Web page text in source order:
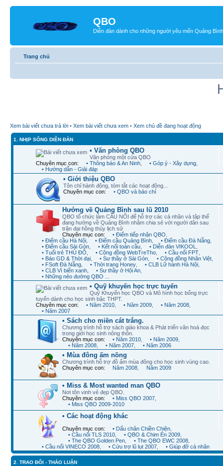
QBO
Diễn đàn dành cho những người yêu mến Quảng Bình
Trang chủ
Xem bài viết chưa trả lời • Xem bài viết chưa xem • Xem chủ đề đang hoạt động
1. NHỊP SỐNG DIỄN ĐÀN
• Văn phòng QBO
Văn phòng một cửa QBO
Chuyên mục con:
• Thông báo & An Ninh • Góp ý - Xây dựng
• Hướng dẫn - Giải đáp
• Giới thiệu QBO
Tôn chỉ hành động, tóm tắt các hoạt động...
Chuyên mục con:
• QBO và báo chí
Hướng về Quảng Bình sau lũ 2010
QBO tổ chức làm CẦU NỐI để hỗ trợ các cá nhân và tập thể
đang hướng về Quảng Bình nhằm chia sẻ với người dân sau
trận đại hồng thủy lịch sử
Chuyên mục con:
• Điểm tiếp nhận QBO
• Điểm cầu Hà Nội
• Điểm cầu Quảng Bình • Điểm cầu Đà Nẵng
• Điểm cầu Sài Gòn
• Kết nối toàn cầu • Diễn đàn VIKOOL
• Tuổi trẻ THỦ ĐÔ
• Cộng đồng WebTreTho • Cầu nối FPT
• Báo GD & Thời đại
• Sư thầy ở Sài Gòn • Cộng đồng Nhân Việt
• FSoft Đà Nẵng
• Thời trang Honey • CLB Lữ hành Hà Nội
• CLB Vì biển xanh
• Sư thầy ở Hội An
• Những nẻo đường QBO ...
• Quỹ khuyến học trực tuyến
Quỹ Khuyến học QBO và Mô hình học bổng trực
tuyến dành cho học sinh bậc THPT.
Chuyên mục con:
• Năm 2010 • Năm 2009 • Năm 2008
• Năm 2007
• Sách cho miền cát trắng.
Chương trình hỗ trợ sách giáo khoa & Phát triển văn hoá đọc
trong giới học sinh nông thôn.
Chuyên mục con:
• Năm 2010 • Năm 2009
• Năm 2008
• Năm 2007 • Năm 2006
• Mùa đông ấm nồng
Chương trình hỗ trợ đồ ấm mùa đông cho học sinh vùng cao.
Chuyên mục con:
Năm 2008 Năm 2009
• Miss & Most wanted man QBO
Nơi tôn vinh vẻ đẹp QBO.
Chuyên mục con:
• Miss QBO 2007
• Miss QBO 2009-2010
• Các hoạt động khác
Chuyên mục con: • Dấu chân Chiền Chiện
• Cầu nối TLS 2010
• QBO & Chim Én 2009
• The QBO Golden Pen
• The QBO EWC 2008
• Cầu nối VINECO 2008
• Cứu trợ lũ lụt 2007 • Giúp đỡ cá nhân
2. TRAO ĐỔI - THẢO LUẬN